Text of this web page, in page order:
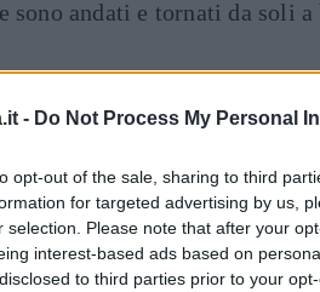
- Do Not Process My Personal
opt-out of the sale, sharing to third
for targeted advertising by us,
selection. Please note that after your
interest-based ads based on
to third parties prior to your
sono andati e tornati da soli a
una sera. George Clooney
stesso dicasi per sua moglie,
di due anni, ElleeAlexander